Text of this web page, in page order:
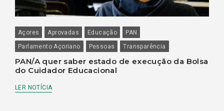
Açores Aprovadas Educação
PAN
Parlamento Açoriano
Pessoas Transparência
PAN/A quer saber estado de execução da Bolsa
do Cuidador Educacional
LER NOTÍCIA